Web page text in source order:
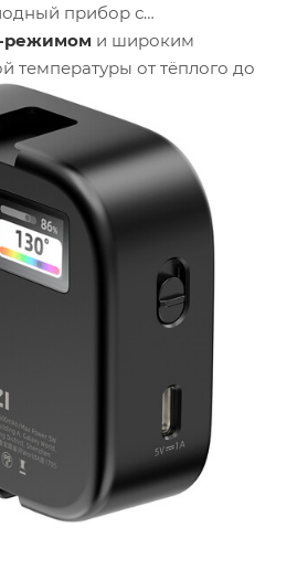
прибор с
режимом и широким
температуры от тёплого до
оснащена встроенным
для быстрого
поверхностям.